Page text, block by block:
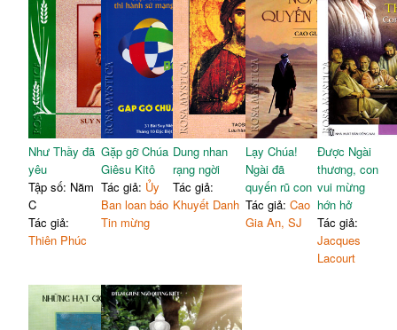
Như Thầy đã
yêu
Tập số: Năm
C
Tác giả:
Thiên Phúc
Gặp gỡ Chúa
Giêsu Kitô
Tác giả: Ủy
Ban loan báo
Tin mừng
Dung nhan
rạng ngời
Tác giả:
Khuyết Danh
Lạy Chúa!
Ngài đã
quyến rũ con
Tác giả: Cao
Gia An, SJ
Được Ngài
thương, con
vui mừng
hớn hở
Tác giả:
Jacques
Lacourt